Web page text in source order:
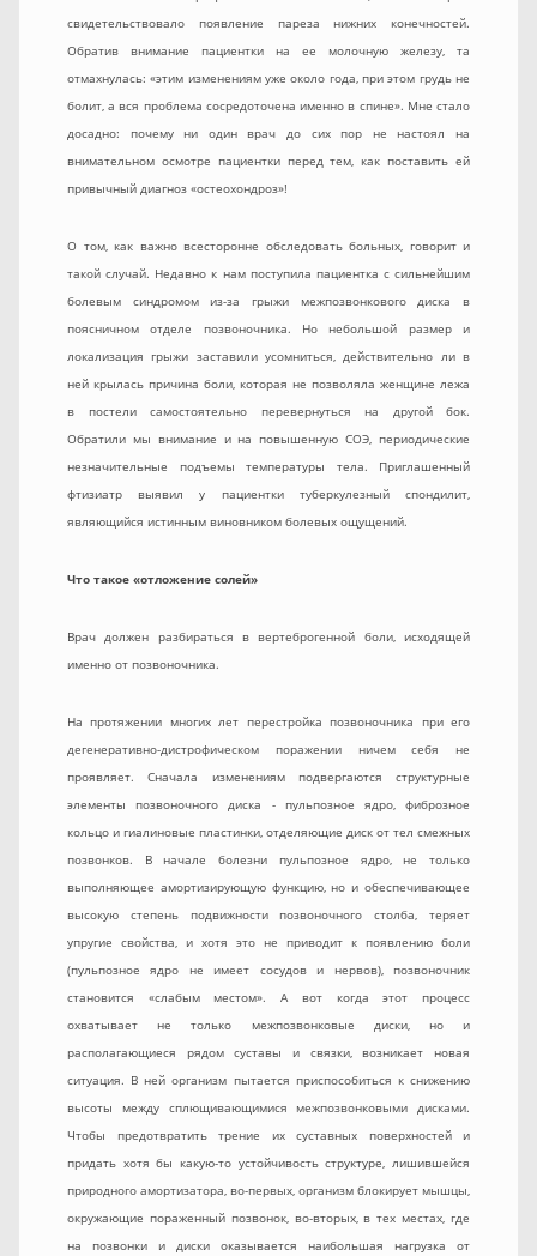
свидетельствовало появление пареза нижних конечностей.
Обратив внимание пациентки на ее молочную железу, та
отмахнулась: «этим изменениям уже около года, при этом грудь не
болит, а вся проблема сосредоточена именно в спине». Мне стало
досадно: почему ни один врач до сих пор не настоял на
внимательном осмотре пациентки перед тем, как поставить ей
привычный диагноз «остеохондроз»!
О том, как важно всесторонне обследовать больных, говорит и
такой случай. Недавно к нам поступила пациентка с сильнейшим
болевым синдромом из-за грыжи межпозвонкового диска в
поясничном отделе позвоночника. Но небольшой размер и
локализация грыжи заставили усомниться, действительно ли в
ней крылась причина боли, которая не позволяла женщине лежа
в постели самостоятельно перевернуться на другой бок.
Обратили мы внимание и на повышенную СОЭ, периодические
незначительные подъемы температуры тела. Приглашенный
фтизиатр выявил у пациентки туберкулезный спондилит,
являющийся истинным виновником болевых ощущений.
Что такое «отложение солей»
Врач должен разбираться в вертеброгенной боли, исходящей
именно от позвоночника.
На протяжении многих лет перестройка позвоночника при его
дегенеративно-дистрофическом поражении ничем себя не
проявляет. Сначала изменениям подвергаются структурные
элементы позвоночного диска - пульпозное ядро, фиброзное
кольцо и гиалиновые пластинки, отделяющие диск от тел смежных
позвонков. В начале болезни пульпозное ядро, не только
выполняющее амортизирующую функцию, но и обеспечивающее
высокую степень подвижности позвоночного столба, теряет
упругие свойства, и хотя это не приводит к появлению боли
(пульпозное ядро не имеет сосудов и нервов), позвоночник
становится «слабым местом». А вот когда этот процесс
охватывает не только межпозвонковые диски, но и
располагающиеся рядом суставы и связки, возникает новая
ситуация. В ней организм пытается приспособиться к снижению
высоты между сплющивающимися межпозвонковыми дисками.
Чтобы предотвратить трение их суставных поверхностей и
придать хотя бы какую-то устойчивость структуре, лишившейся
природного амортизатора, во-первых, организм блокирует мышцы,
окружающие пораженный позвонок, во-вторых, в тех местах, где
на позвонки и диски оказывается наибольшая нагрузка от